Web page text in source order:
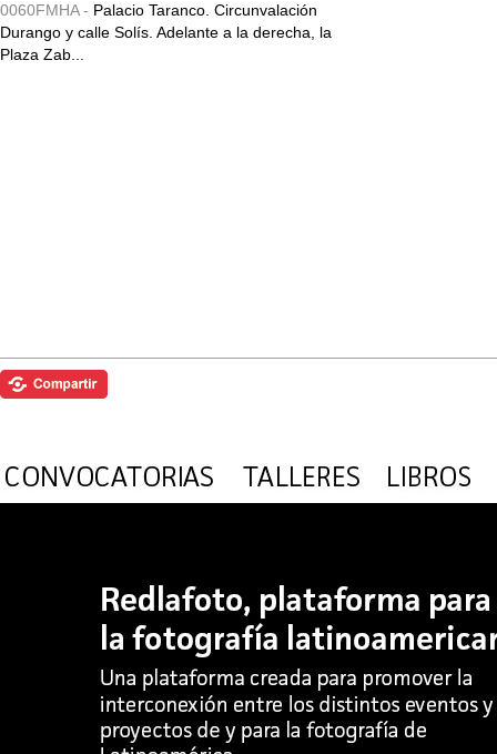
0060FMHA - Palacio Taranco. Circunvalación
Durango y calle Solís. Adelante a la derecha, la
Plaza Zab...